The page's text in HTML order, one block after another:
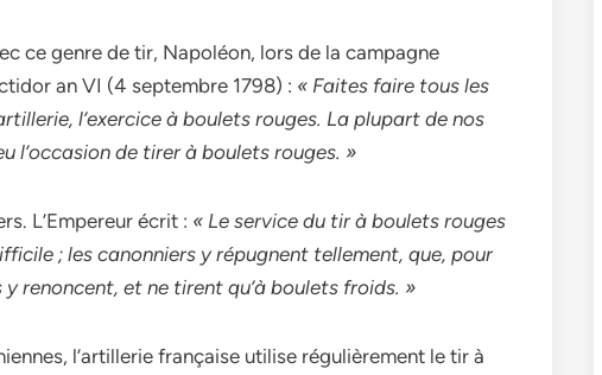
ce genre de tir, Napoléon, lors de la campagne
an VI (4 septembre 1798) : « Faites faire tous les
l’exercice à boulets rouges. La plupart de nos
l’occasion de tirer à boulets rouges. »
L’Empereur écrit : « Le service du tir à boulets rouges
; les canonniers y répugnent tellement, que, pour
y renoncent, et ne tirent qu’à boulets froids. »
l’artillerie française utilise régulièrement le tir à